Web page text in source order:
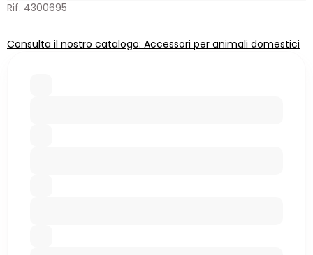
Rif. 4300695
Consulta il nostro catalogo: Accessori per animali domestici